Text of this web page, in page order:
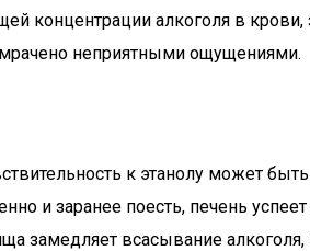
концентрации алкоголя в крови,
неприятными ощущениями.
к этанолу может
и заранее поесть, печень успеет
замедляет всасывание алкоголя,